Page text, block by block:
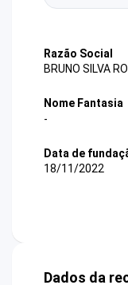
Razão Social
BRUNO SILVA
Nome Fantasia
-
Data de
18/11/2022
Dados da